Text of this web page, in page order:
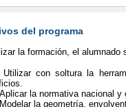
del programa
la formación, el alumnado
Utilizar con soltura la
Aplicar la normativa nacional y
Modelar la geometría,